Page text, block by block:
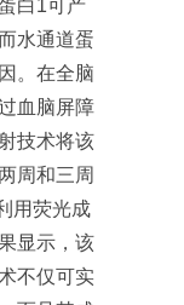
白1可产
水通道蛋
。在全脑
血脑屏障
技术将该
周和三周
用荧光成
显示，该
不仅可实